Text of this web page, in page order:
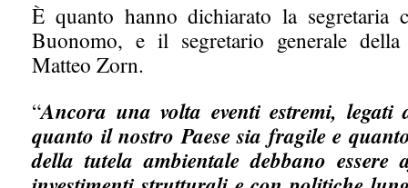
È quanto hanno dichiarato la segretaria
Buonomo, e il segretario generale
Matteo Zorn.
“Ancora una volta eventi estremi,
quanto il nostro Paese sia fragile e
della tutela ambientale debbano